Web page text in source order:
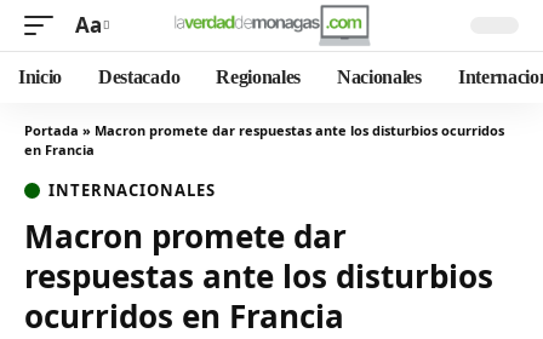
Aa
Inicio Destacado Regionales Nacionales
Portada » Macron promete dar respuestas ante los disturbios ocurridos
en Francia
INTERNACIONALES
Macron promete dar
respuestas ante los disturbios
ocurridos en Francia